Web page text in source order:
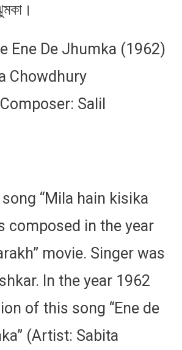
Ene De Jhumka (1962)
Chowdhury
Salil
“Mila hain kisika
composed in the year
movie. Singer was
In the year 1962
of this song “Ene de
(Artist: Sabita